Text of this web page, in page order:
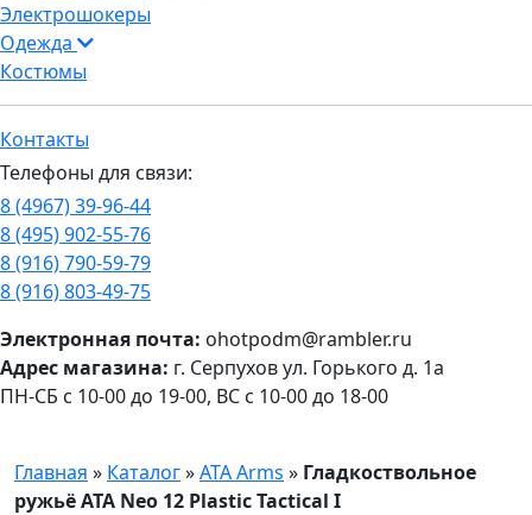
Электрошокеры
Одежда
Костюмы
Контакты
Телефоны для связи:
8 (4967) 39-96-44
8 (495) 902-55-76
8 (916) 790-59-79
8 (916) 803-49-75
ПН-СБ с 10-00 до 19-00, ВС с 10-00 до 18-00
Электронная почта: ohotpodm@rambler.ru
Адрес магазина: г. Серпухов ул. Горького д. 1а
Главная » Каталог»ATA Arms » Гладкоствольное
ружьё ATA Neo 12 Plastic Tactical I